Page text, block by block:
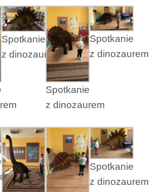
Spotkanie
z dinozaurem
Spotkanie
z dinozaurem
Spotkanie
z dinozaurem
Spotkanie
z dinozaurem